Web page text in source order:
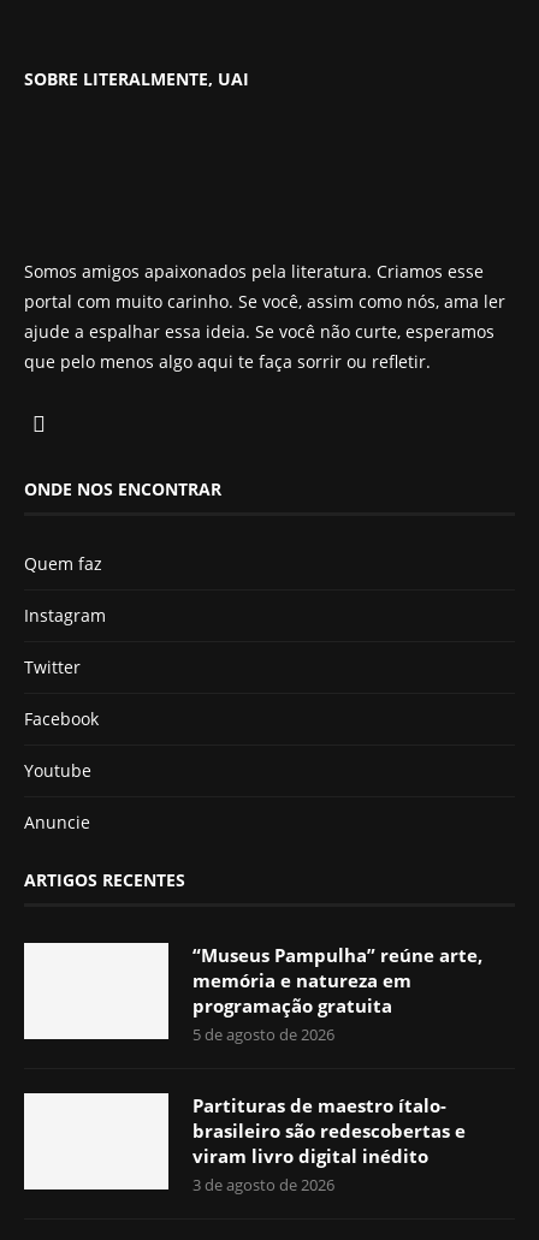
SOBRE LITERALMENTE, UAI
Somos amigos apaixonados pela literatura. Criamos esse
portal com muito carinho. Se você, assim como nós, ama ler
ajude a espalhar essa ideia. Se você não curte, esperamos
que pelo menos algo aqui te faça sorrir ou refletir.
ONDE NOS ENCONTRAR
Quem faz
Instagram
Twitter
Facebook
Youtube
Anuncie
ARTIGOS RECENTES
“Museus Pampulha” reúne arte,
memória e natureza em
programação gratuita
5 de agosto de 2026
Partituras de maestro ítalo-
brasileiro são redescobertas e
viram livro digital inédito
3 de agosto de 2026